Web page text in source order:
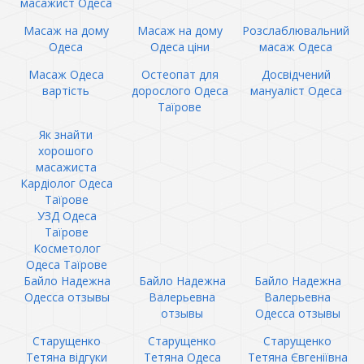
Масаж на дому
Одеса
Масаж на дому
Одеса ціни
Розслаблювальний
масаж Одеса
Масаж Одеса
вартість
Остеопат для
дорослого Одеса
Таїрове
Досвідчений
мануаліст Одеса
Як знайти
хорошого
масажиста
Кардіолог Одеса
Таїрове
УЗД Одеса
Таїрове
Косметолог
Одеса Таїрове
Байло Надежна
Одесса отзывы
Байло Надежна
Валерьевна
отзывы
Байло Надежна
Валерьевна
Одесса отзывы
Старущенко
Тетяна відгуки
Старущенко
Тетяна Одеса
Старущенко
Тетяна Євгеніївна